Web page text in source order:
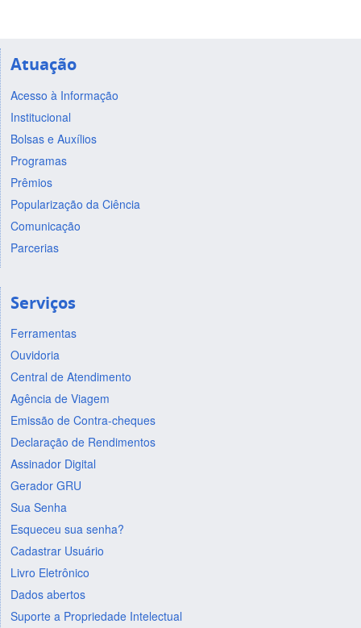
Atuação
Acesso à Informação
Institucional
Bolsas e Auxílios
Programas
Prêmios
Popularização da Ciência
Comunicação
Parcerias
Serviços
Ferramentas
Ouvidoria
Central de Atendimento
Agência de Viagem
Emissão de Contra-cheques
Declaração de Rendimentos
Assinador Digital
Gerador GRU
Sua Senha
Esqueceu sua senha?
Cadastrar Usuário
Livro Eletrônico
Dados abertos
Suporte a Propriedade Intelectual